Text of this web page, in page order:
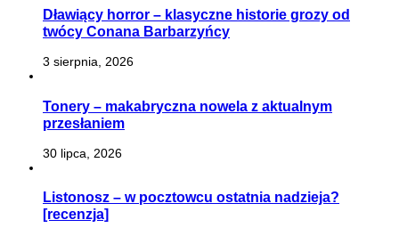
Dławiący horror – klasyczne historie grozy od
twócy Conana Barbarzyńcy
3 sierpnia, 2026
Tonery – makabryczna nowela z aktualnym
przesłaniem
30 lipca, 2026
Listonosz – w pocztowcu ostatnia nadzieja?
[recenzja]